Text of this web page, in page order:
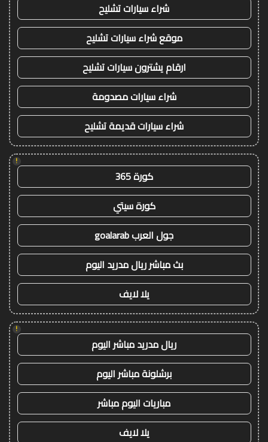
شراء سيارات تشليح
موقع شراء سيارات تشليح
ارقام يشترون سيارات تشليح
شراء سيارات مصدومة
شراء سيارات قديمة تشليح
!
كورة 365
كورة سيتي
جول العرب goalarab
بث مباشر ريال مدريد اليوم
يلا لايف
!
ريال مدريد مباشر اليوم
برشلونة مباشر اليوم
مباريات اليوم مباشر
يلا لايف